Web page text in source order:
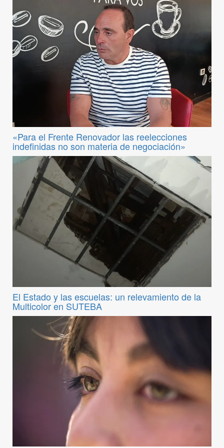
«Para el Frente Renovador las reelecciones
indefinidas no son materia de negociación»
El Estado y las escuelas: un relevamiento de la
Multicolor en SUTEBA